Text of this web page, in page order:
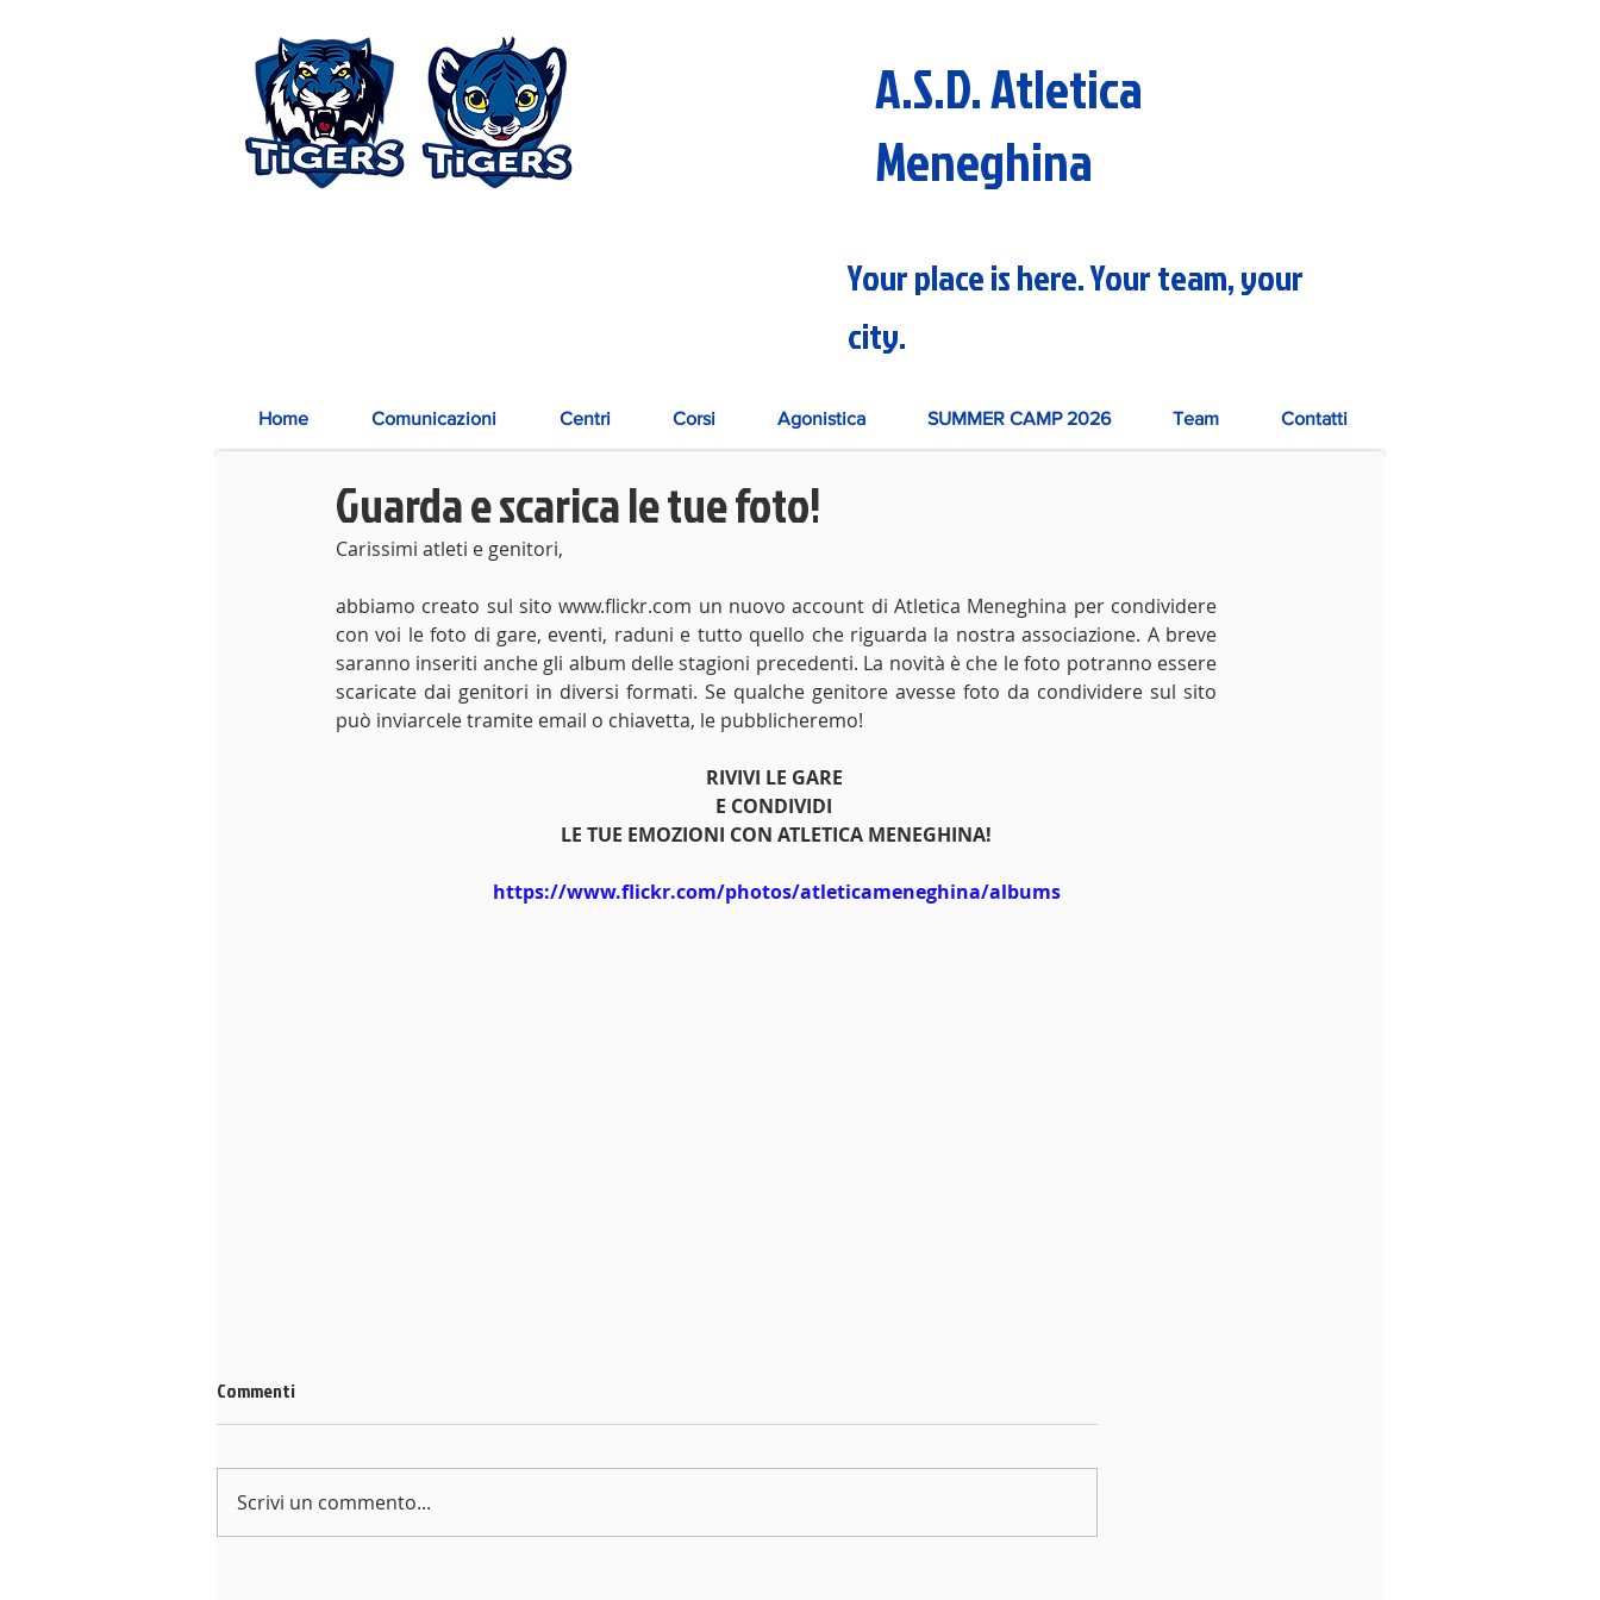
A.S.D. Atletica
Meneghina
Your place is here. Your team, your
city.
Home Comunicazioni Centri Corsi Agonistica SUMMER CAMP 2026 Team Contatti
Guarda e scarica le tue foto!
Carissimi atleti e genitori,
abbiamo creato sul sito www.flickr.com un nuovo account di Atletica Meneghina per condividere
con voi le foto di gare, eventi, raduni e tutto quello che riguarda la nostra associazione. A breve
saranno inseriti anche gli album delle stagioni precedenti. La novità è che le foto potranno essere
scaricate dai genitori in diversi formati. Se qualche genitore avesse foto da condividere sul sito
può inviarcele tramite email o chiavetta, le pubblicheremo!
RIVIVI LE GARE
E CONDIVIDI
LE TUE EMOZIONI CON ATLETICA MENEGHINA!
https://www.flickr.com/photos/atleticameneghina/albums
Commenti
Scrivi un commento...